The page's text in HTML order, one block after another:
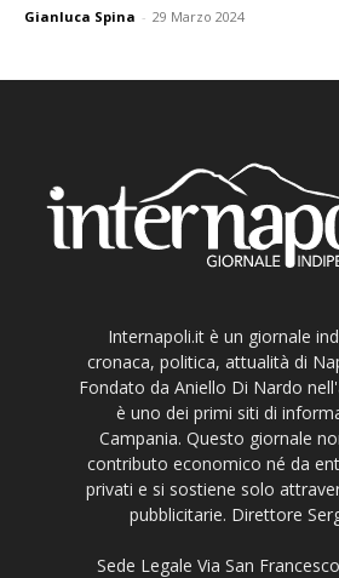
Gianluca Spina - 29 Marzo 2024
Internapoli.it è un giornale
cronaca, politica, attualità di
Fondato da Aniello Di Nardo
è uno dei primi siti di
Campania. Questo giornale
contributo economico né da
privati e si sostiene solo
pubblicitarie. Direttore
Sede Legale Via San